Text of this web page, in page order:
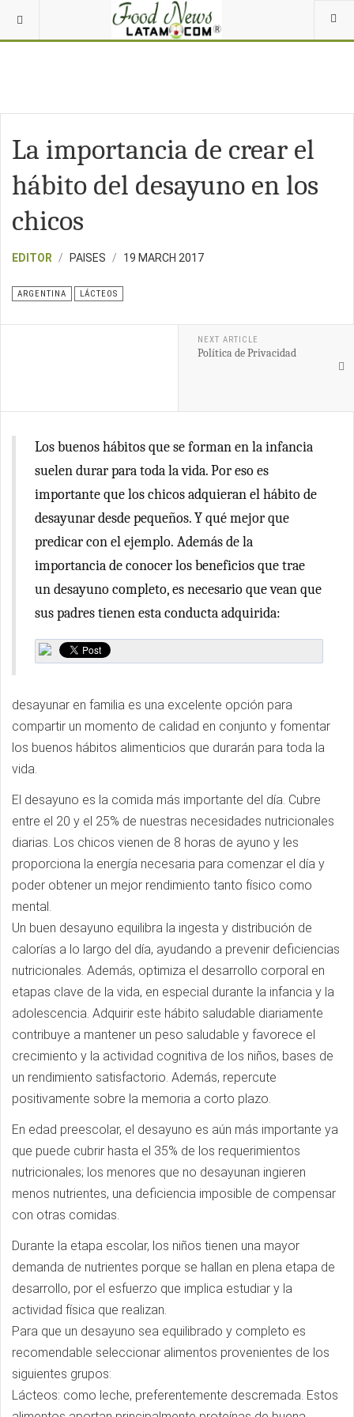
La importancia de crear el
hábito del desayuno en los
chicos
EDITOR PAISES 19 MARCH 2017
ARGENTINA LÁCTEOS
NEXT ARTICLE
Política de Privacidad
Los buenos hábitos que se forman en la infancia
suelen durar para toda la vida. Por eso es
importante que los chicos adquieran el hábito de
desayunar desde pequeños. Y qué mejor que
predicar con el ejemplo. Además de la
importancia de conocer los beneficios que trae
un desayuno completo, es necesario que vean que
sus padres tienen esta conducta adquirida:
desayunar en familia es una excelente opción para
compartir un momento de calidad en conjunto y fomentar
los buenos hábitos alimenticios que durarán para toda la
vida.
El desayuno es la comida más importante del día. Cubre
entre el 20 y el 25% de nuestras necesidades nutricionales
diarias. Los chicos vienen de 8 horas de ayuno y les
proporciona la energía necesaria para comenzar el día y
poder obtener un mejor rendimiento tanto físico como
mental.
Un buen desayuno equilibra la ingesta y distribución de
calorías a lo largo del día, ayudando a prevenir deficiencias
nutricionales. Además, optimiza el desarrollo corporal en
etapas clave de la vida, en especial durante la infancia y la
adolescencia. Adquirir este hábito saludable diariamente
contribuye a mantener un peso saludable y favorece el
crecimiento y la actividad cognitiva de los niños, bases de
un rendimiento satisfactorio. Además, repercute
positivamente sobre la memoria a corto plazo.
En edad preescolar, el desayuno es aún más importante ya
que puede cubrir hasta el 35% de los requerimientos
nutricionales; los menores que no desayunan ingieren
menos nutrientes, una deficiencia imposible de compensar
con otras comidas.
Durante la etapa escolar, los niños tienen una mayor
demanda de nutrientes porque se hallan en plena etapa de
desarrollo, por el esfuerzo que implica estudiar y la
actividad física que realizan.
Para que un desayuno sea equilibrado y completo es
recomendable seleccionar alimentos provenientes de los
siguientes grupos:
Lácteos: como leche, preferentemente descremada. Estos